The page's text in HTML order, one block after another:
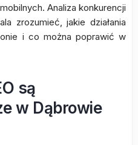
Analiza konkurencji
zrozumieć, jakie działania
i co można poprawić w
są
w Dąbrowie